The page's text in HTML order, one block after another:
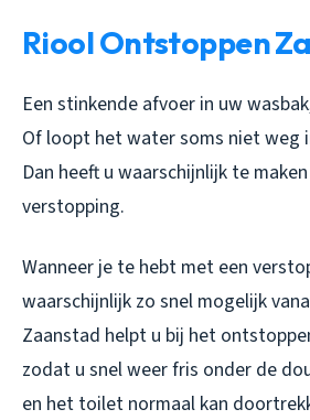
Riool Ontstoppen
Een stinkende afvoer in uw
Of loopt het water soms niet weg
Dan heeft u waarschijnlijk te
verstopping.
Wanneer je te hebt met een
waarschijnlijk zo snel mogelijk
Zaanstad helpt u bij het
zodat u snel weer fris onder de
en het toilet normaal kan